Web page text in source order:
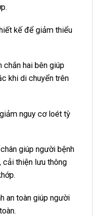
kế để giảm thiểu
chắn hai bên giúp
khi di chuyển trên
nguy cơ loét tỳ
giúp người bệnh
cải thiện lưu thông
an toàn giúp người